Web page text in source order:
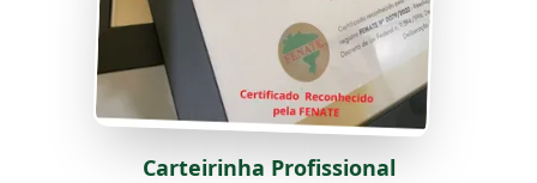
Carteirinha Profissional